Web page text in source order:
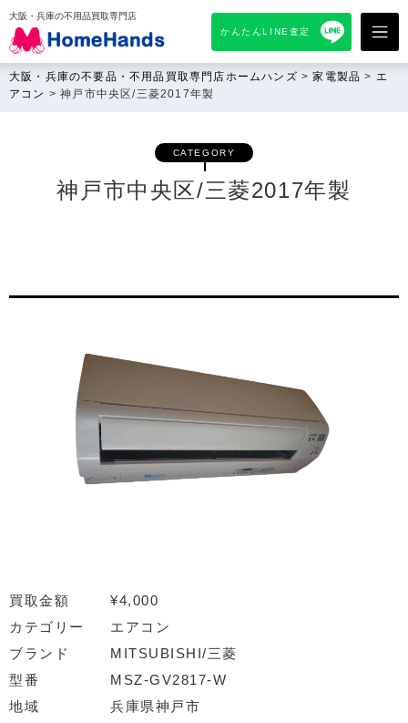
大阪・兵庫の不用品買取専門店
かんたんLINE査定
大阪・兵庫の不要品・不用品買取専門店ホームハンズ >家電製品 > エ
アコン >神戸市中央区/三菱2017年製
CATEGORY
神戸市中央区/三菱2017年製
買取金額
¥4,000
カテゴリー
エアコン
ブランド
MITSUBISHI/三菱
型番
MSZ-GV2817-W
地域
兵庫県神戸市